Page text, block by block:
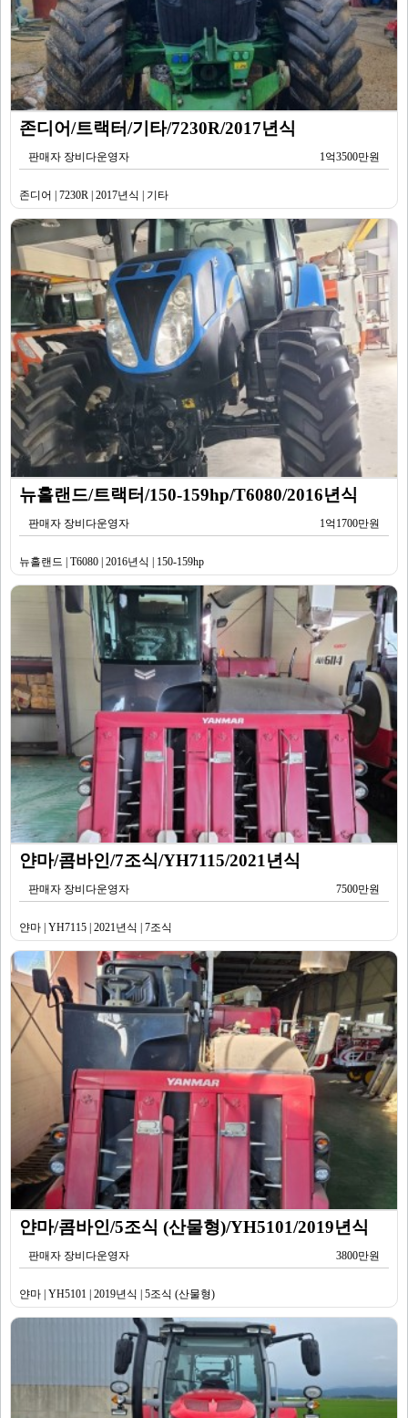
존디어/트랙터/기타/7230R/2017년식
판매자 장비다운영자 1억3500만원
존디어 | 7230R | 2017년식 | 기타
뉴홀랜드/트랙터/150-159hp/T6080/2016년식
판매자 장비다운영자 1억1700만원
뉴홀랜드 | T6080 | 2016년식 | 150-159hp
얀마/콤바인/7조식/YH7115/2021년식
판매자 장비다운영자 7500만원
얀마 | YH7115 | 2021년식 | 7조식
얀마/콤바인/5조식 (산물형)/YH5101/2019년식
판매자 장비다운영자 3800만원
얀마 | YH5101 | 2019년식 | 5조식 (산물형)